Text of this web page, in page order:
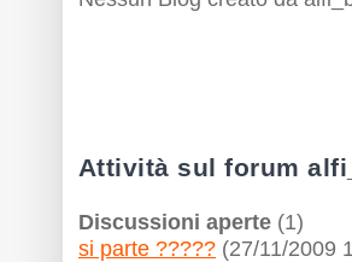
Attività sul forum
Discussioni aperte (1)
si parte ????? (27/11/2009